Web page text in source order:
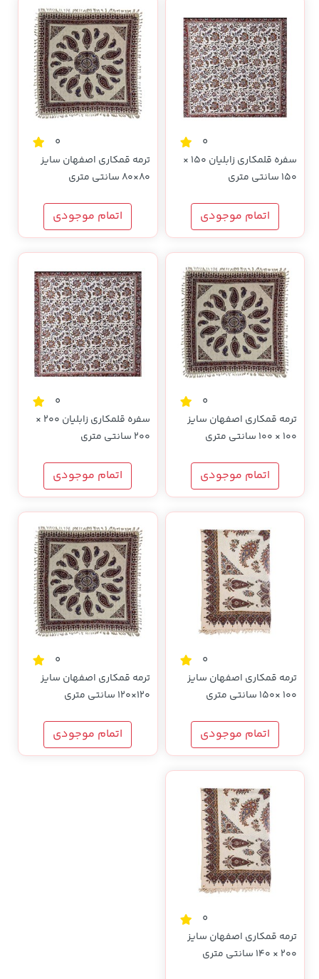
0
سفره قلمکاری زابلیان 150 ×
150 سانتی متری
اتمام موجودی
0
ترمه قمکاری اصفهان سایز
80×80 سانتی متری
اتمام موجودی
0
ترمه قمکاری اصفهان سایز
100 × 100 سانتی متری
اتمام موجودی
0
سفره قلمکاری زابلیان 200 ×
200 سانتی متری
اتمام موجودی
0
ترمه قمکاری اصفهان سایز
100 ×150 سانتی متری
اتمام موجودی
0
ترمه قمکاری اصفهان سایز
120×120 سانتی متری
اتمام موجودی
0
ترمه قمکاری اصفهان سایز
200 × 140 سانتی متری